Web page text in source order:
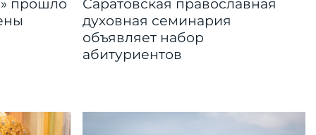
прошло
Саратовская православная
духовная семинария
объявляет набор
абитуриентов